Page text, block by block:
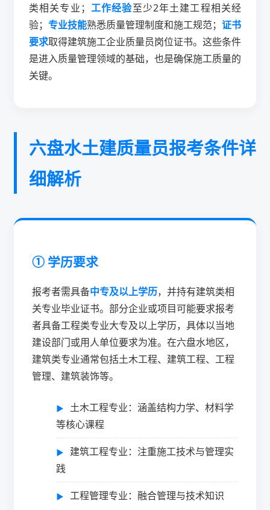
类相关专业； 工作经验至少2年土建工程相关经
验； 专业技能熟悉质量管理制度和施工规范； 证书
要求取得建筑施工企业质量员岗位证书。这些条件
是进入质量管理领域的基础，也是确保施工质量的
关键。
六盘水土建质量员报考条件详
细解析
① 学历要求
报考者需具备中专及以上学历，并持有建筑类相
关专业毕业证书。部分企业或项目可能要求报考
者具备工程类专业大专及以上学历，具体以当地
建设部门或用人单位要求为准。在六盘水地区，
建筑类专业通常包括土木工程、建筑工程、工程
管理、建筑装饰等。
土木工程专业：涵盖结构力学、材料学
等核心课程
建筑工程专业：注重施工技术与管理实
践
工程管理专业：融合管理与技术知识